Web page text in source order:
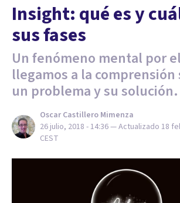
Insight: qué es y
sus fases
Un fenómeno mental por
llegamos a la
un problema y su solución.
Oscar Castillero Mimenza
26 julio, 2018 - 14:36— Actualizado 18
CEST